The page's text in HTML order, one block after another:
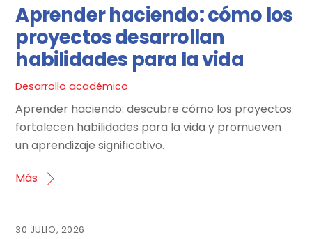
Aprender haciendo: cómo los
proyectos desarrollan
habilidades para la vida
Desarrollo académico
Aprender haciendo: descubre cómo los proyectos
fortalecen habilidades para la vida y promueven
un aprendizaje significativo.
Más
30 JULIO, 2026